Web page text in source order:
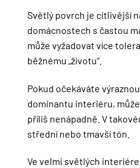
Světlý povrch je citlivější
domácnostech s častou
může vyžadovat více
běžnému „životu“.
Pokud očekáváte
dominantu interiéru,
příliš nenápadně. V
střední nebo tmavší tón.
Ve velmi světlých